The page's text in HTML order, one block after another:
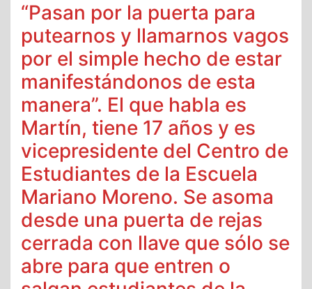
“Pasan por la puerta para
putearnos y llamarnos vagos
por el simple hecho de estar
manifestándonos de esta
manera”. El que habla es
Martín, tiene 17 años y es
vicepresidente del Centro de
Estudiantes de la Escuela
Mariano Moreno. Se asoma
desde una puerta de rejas
cerrada con llave que sólo se
abre para que entren o